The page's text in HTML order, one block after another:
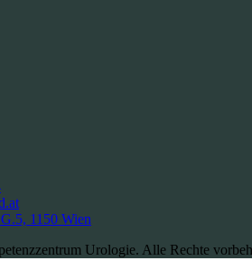
1150 Wien
Urologie. Alle Rechte